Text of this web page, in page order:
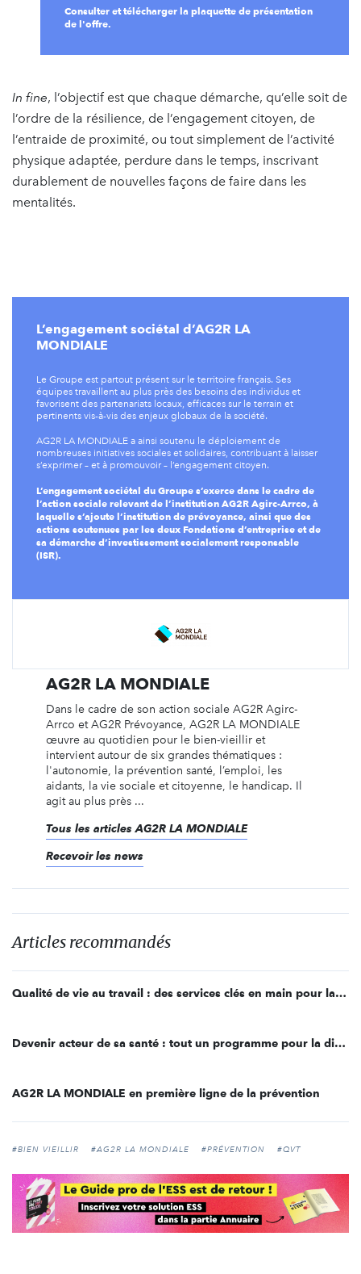
Consulter et télécharger la plaquette de présentation
de l'offre.
In fine, l’objectif est que chaque démarche, qu’elle soit de
l’ordre de la résilience, de l’engagement citoyen, de
l’entraide de proximité, ou tout simplement de l’activité
physique adaptée, perdure dans le temps, inscrivant
durablement de nouvelles façons de faire dans les
mentalités.
L’engagement sociétal d’AG2R LA
MONDIALE
Le Groupe est partout présent sur le territoire français. Ses
équipes travaillent au plus près des besoins des individus et
favorisent des partenariats locaux, efficaces sur le terrain et
pertinents vis-à-vis des enjeux globaux de la société.
AG2R LA MONDIALE a ainsi soutenu le déploiement de
nombreuses initiatives sociales et solidaires, contribuant à laisser
s’exprimer – et à promouvoir – l’engagement citoyen.
L’engagement sociétal du Groupe s’exerce dans le cadre de
l’action sociale relevant de l’institution AG2R Agirc-Arrco, à
laquelle s’ajoute l’institution de prévoyance, ainsi que des
actions soutenues par les deux Fondations d’entreprise et de
sa démarche d’investissement socialement responsable
(ISR).
AG2R LA MONDIALE
Dans le cadre de son action sociale AG2R Agirc-
Arrco et AG2R Prévoyance, AG2R LA MONDIALE
œuvre au quotidien pour le bien-vieillir et
intervient autour de six grandes thématiques :
l'autonomie, la prévention santé, l’emploi, les
aidants, la vie sociale et citoyenne, le handicap. Il
agit au plus près ...
Tous les articles AG2R LA MONDIALE
Recevoir les news
Articles recommandés
Qualité de vie au travail : des services clés en main pour la déployer
Devenir acteur de sa santé : tout un programme pour la direction des activités sociales d’AG2R LA MONDIALE
AG2R LA MONDIALE en première ligne de la prévention
#BIEN VIEILLIR #AG2R LA MONDIALE #PRÉVENTION #QVT